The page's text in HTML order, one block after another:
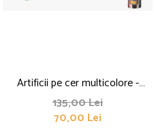
Artificii pe cer multicolore -
Vulcan Single Shot Iran
135,00 Lei
70,00 Lei